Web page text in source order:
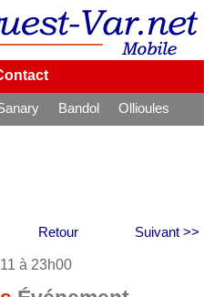
Bandol
Ollioules
Retour Suivant >>
à 23h00